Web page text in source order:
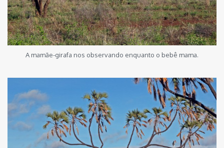
A mamãe-girafa nos observando enquanto o bebê mama.